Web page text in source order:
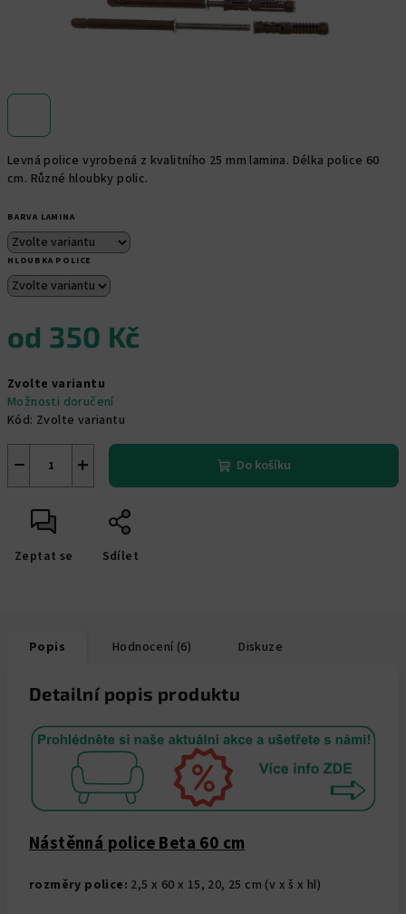
Levná police vyrobená z kvalitního 25 mm lamina. Délka police 60
cm. Různé hloubky polic.
BARVA LAMINA
HLOUBKA POLICE
od 350 Kč
cena:
Zvolte variantu
Možnosti doručení
Kód: Zvolte variantu
+
− Do košíku
Zeptat se Sdílet
Popis Hodnocení (6) Diskuze
Detailní popis produktu
Nástěnná police Beta 60 cm
rozměry police: 2,5 x 60 x 15, 20, 25 cm (v x š x hl)